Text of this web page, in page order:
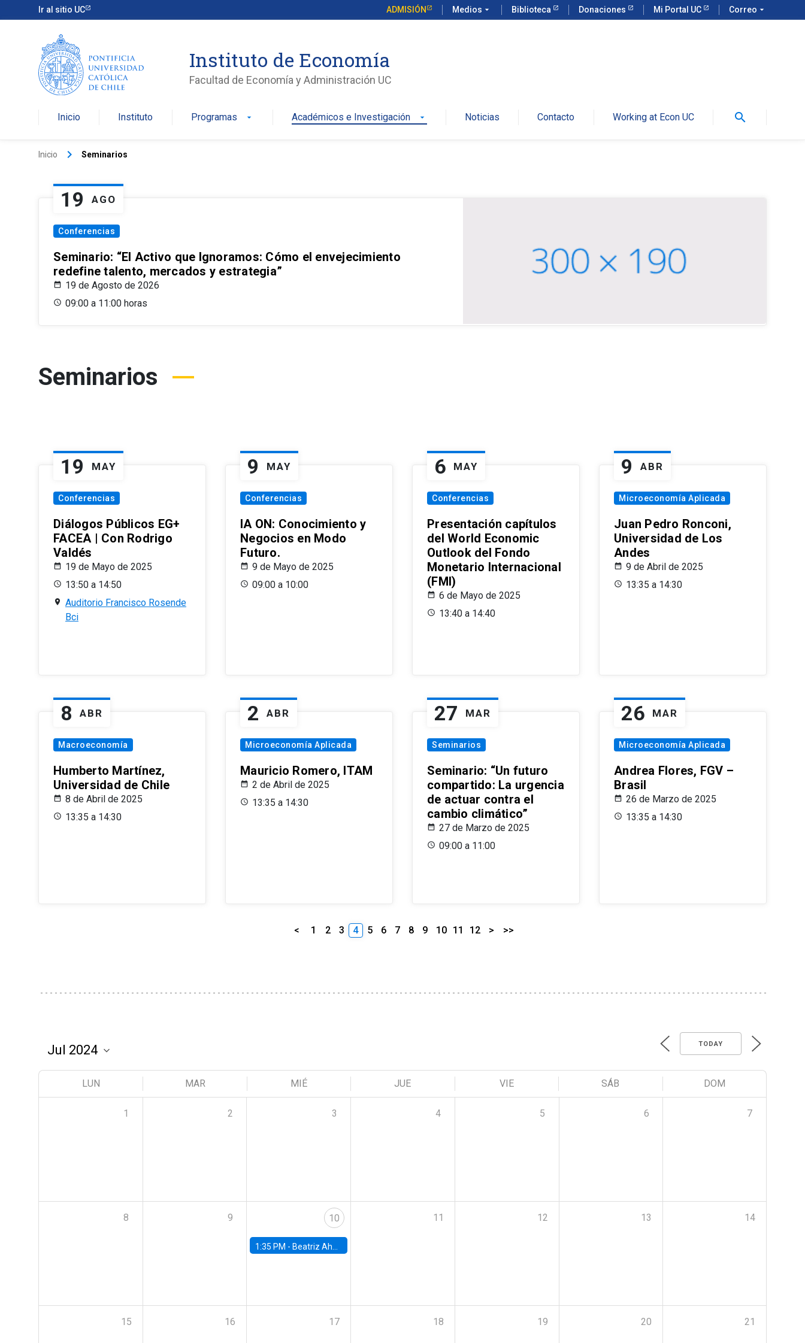
Ir al sitio UC ADMISIÓN Medios arrow_drop_down Biblioteca Donaciones Mi Portal UC Correo arrow_drop_down
Instituto de Economía
Facultad de Economía y Administración UC
Inicio Instituto Programas arrow_drop_down Académicos e Investigación arrow_drop_down Noticias Contacto Working at Econ UC search
Inicio keyboard_arrow_right Seminarios
19 AGO
Conferencias
Seminario: “El Activo que Ignoramos: Cómo el envejecimiento
redefine talento, mercados y estrategia”
19 de Agosto de 2026
09:00 a 11:00 horas
Seminarios
19 MAY
Conferencias
Diálogos Públicos EG+
FACEA | Con Rodrigo
Valdés
19 de Mayo de 2025
13:50 a 14:50
Auditorio Francisco Rosende
Bci
9 MAY
Conferencias
IA ON: Conocimiento y
Negocios en Modo
Futuro.
9 de Mayo de 2025
09:00 a 10:00
6 MAY
Conferencias
Presentación capítulos
del World Economic
Outlook del Fondo
Monetario Internacional
(FMI)
6 de Mayo de 2025
13:40 a 14:40
9 ABR
Microeconomía Aplicada
Juan Pedro Ronconi,
Universidad de Los
Andes
9 de Abril de 2025
13:35 a 14:30
8 ABR
Macroeconomía
Humberto Martínez,
Universidad de Chile
8 de Abril de 2025
13:35 a 14:30
2 ABR
Microeconomía Aplicada
Mauricio Romero, ITAM
2 de Abril de 2025
13:35 a 14:30
27 MAR
Seminarios
Seminario: “Un futuro
compartido: La urgencia
de actuar contra el
cambio climático”
27 de Marzo de 2025
09:00 a 11:00
26 MAR
Microeconomía Aplicada
Andrea Flores, FGV –
Brasil
26 de Marzo de 2025
13:35 a 14:30
< 1 2 3 4 5 6 7 8 9 10 11 12 > >>
TODAY
LUN MAR MIÉ JUE VIE SÁB DOM
1 2 3 4 5 6 7
8 9 10
1:35 PM - Beatriz Ahumada, PhD candidate, Universidad de Pittsburgh
11 12 13 14
15 16 17 18 19 20 21